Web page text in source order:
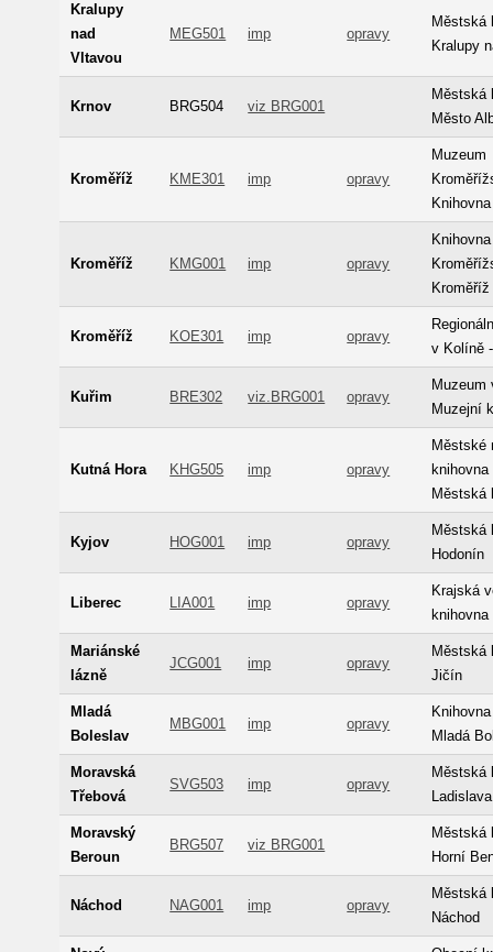
Kralupy
nad
Vltavou
MEG501 imp opravy
Městská
Kralupy
Krnov BRG504 viz BRG001
Městská
Město
Kroměříž KME301 imp opravy
Muzeum
Knihovna
Kroměříž KMG001 imp opravy
Knihovna
Kroměříž
Kroměříž KOE301 imp opravy
v Kolíně
Kuřim BRE302 viz.BRG001 opravy
Muzeum
Muzejní
Kutná Hora KHG505 imp opravy
Městské
Městská
Kyjov HOG001 imp opravy
Městská
Hodonín
Liberec LIA001 imp opravy
Krajská
Mariánské
lázně
JCG001 imp opravy
Městská
Jičín
Mladá
Boleslav
MBG001 imp opravy
Mladá
Moravská
Třebová
SVG503 imp opravy
Městská
Moravský
Beroun
BRG507 viz BRG001
Městská
Horní
Náchod NAG001 imp opravy
Městská
Náchod